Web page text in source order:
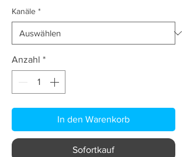
Kanäle *
Anzahl *
In den Warenkorb
Sofortkauf